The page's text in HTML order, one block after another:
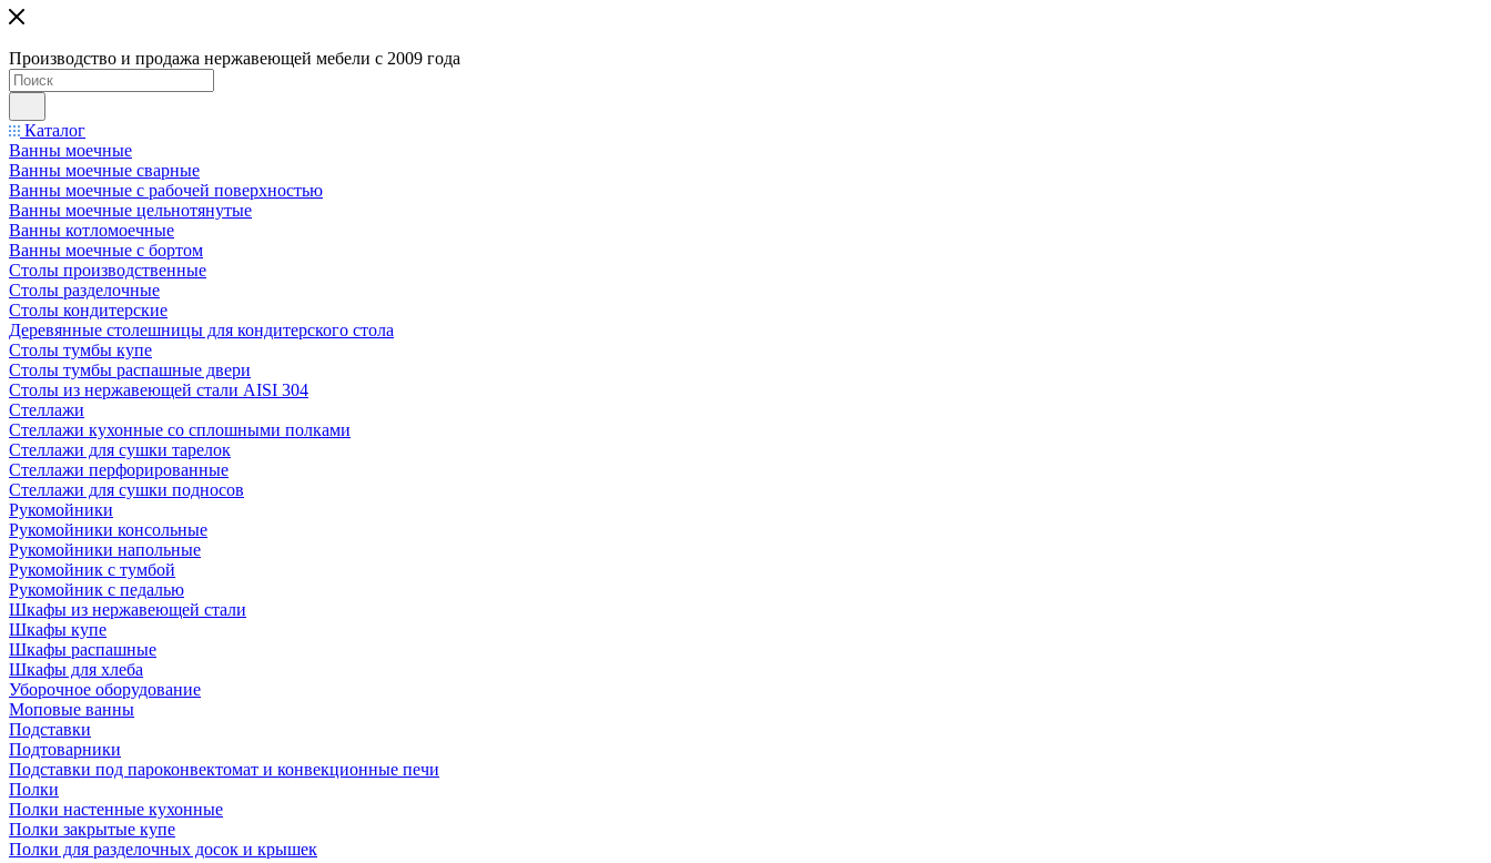
Производство и продажа нержавеющей мебели с 2009 года
Каталог
Ванны моечные
Ванны моечные сварные
Ванны моечные с рабочей поверхностью
Ванны моечные цельнотянутые
Ванны котломоечные
Ванны моечные с бортом
Столы производственные
Столы разделочные
Столы кондитерские
Деревянные столешницы для кондитерского стола
Столы тумбы купе
Столы тумбы распашные двери
Столы из нержавеющей стали AISI 304
Стеллажи
Стеллажи кухонные со сплошными полками
Стеллажи для сушки тарелок
Стеллажи перфорированные
Стеллажи для сушки подносов
Рукомойники
Рукомойники консольные
Рукомойники напольные
Рукомойник с тумбой
Рукомойник с педалью
Шкафы из нержавеющей стали
Шкафы купе
Шкафы распашные
Шкафы для хлеба
Уборочное оборудование
Моповые ванны
Подставки
Подтоварники
Подставки под пароконвектомат и конвекционные печи
Полки
Полки настенные кухонные
Полки закрытые купе
Полки для разделочных досок и крышек